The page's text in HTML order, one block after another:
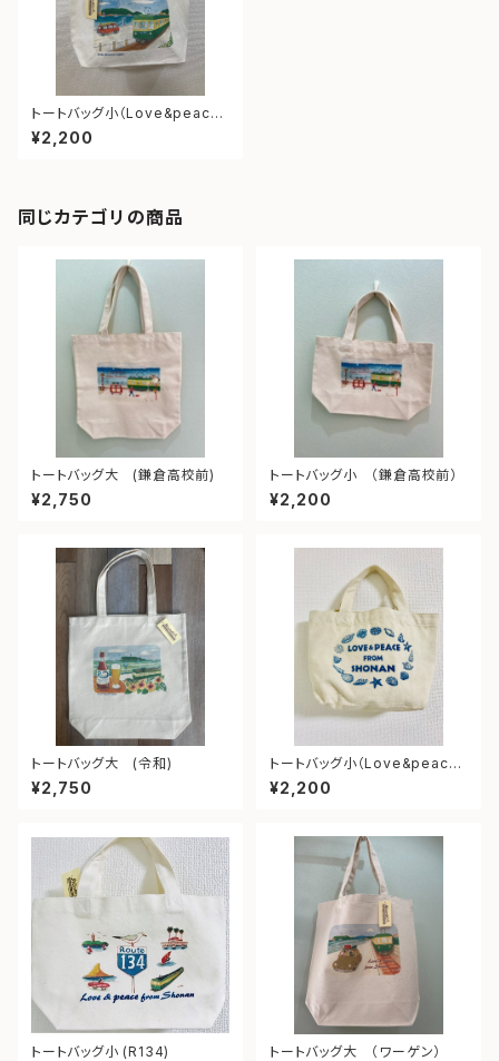
トートバッグ小（Love&peace
from shonan)
¥2,200
同じカテゴリの商品
トートバッグ大 (鎌倉高校前)
¥2,750
トートバッグ小 （鎌倉高校前）
¥2,200
トートバッグ大 (令和)
¥2,750
トートバッグ小（Love&peace
from shonan)
¥2,200
トートバッグ小 (R134) トートバッグ大 （ワーゲン）